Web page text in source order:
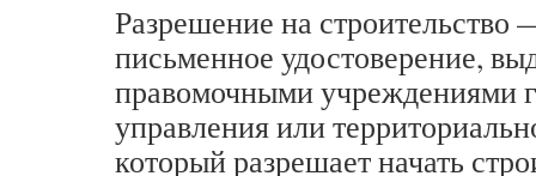
Разрешение на
письменное удостоверение,
правомочными учреждениями
управления или
который разрешает начать